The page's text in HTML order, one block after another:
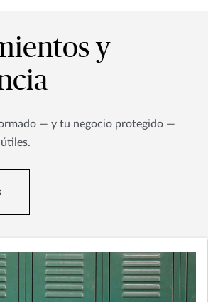
y
— y tu negocio protegido —